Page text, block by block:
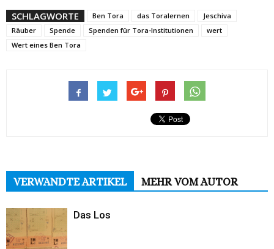
SCHLAGWORTE Ben Tora das Toralernen
Jeschiva
Räuber
Spende Spenden für Tora-Institutionen
wert
Wert eines Ben Tora
VERWANDTE ARTIKEL MEHR VOM AUTOR
Das Los